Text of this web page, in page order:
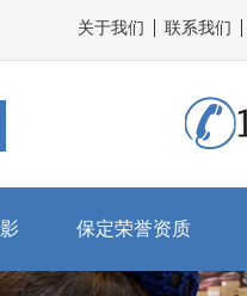
关于我们 联系我们
保定荣誉资质